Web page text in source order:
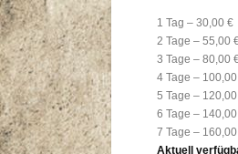
1 Tag – 30,00 €
2 Tage – 55,00
3 Tage – 80,00
4 Tage –
5 Tage –
6 Tage –
7 Tage –
Aktuell